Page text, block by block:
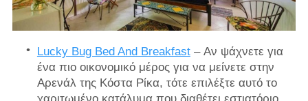
Lucky Bug Bed And Breakfast– Αν ψάχνετε για
ένα πιο οικονομικό μέρος για να μείνετε στην
Αρενάλ της Κόστα Ρίκα, τότε επιλέξτε αυτό το